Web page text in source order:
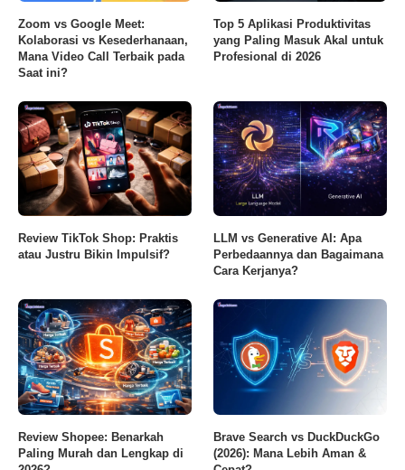
Zoom vs Google Meet:
Kolaborasi vs Kesederhanaan,
Mana Video Call Terbaik pada
Saat ini?
Top 5 Aplikasi Produktivitas
yang Paling Masuk Akal untuk
Profesional di 2026
Review TikTok Shop: Praktis
atau Justru Bikin Impulsif?
LLM vs Generative AI: Apa
Perbedaannya dan Bagaimana
Cara Kerjanya?
Review Shopee: Benarkah
Paling Murah dan Lengkap di
Brave Search vs DuckDuckGo
(2026): Mana Lebih Aman &